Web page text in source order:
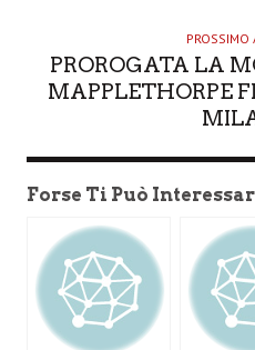
PROSSIMO
PROROGATA LA
MAPPLETHORPE
Forse Ti Può